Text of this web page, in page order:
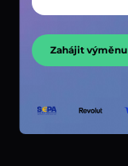
Zahájit výměnu